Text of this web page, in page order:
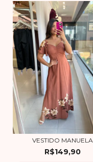
VESTIDO MANUELA
R$149,90